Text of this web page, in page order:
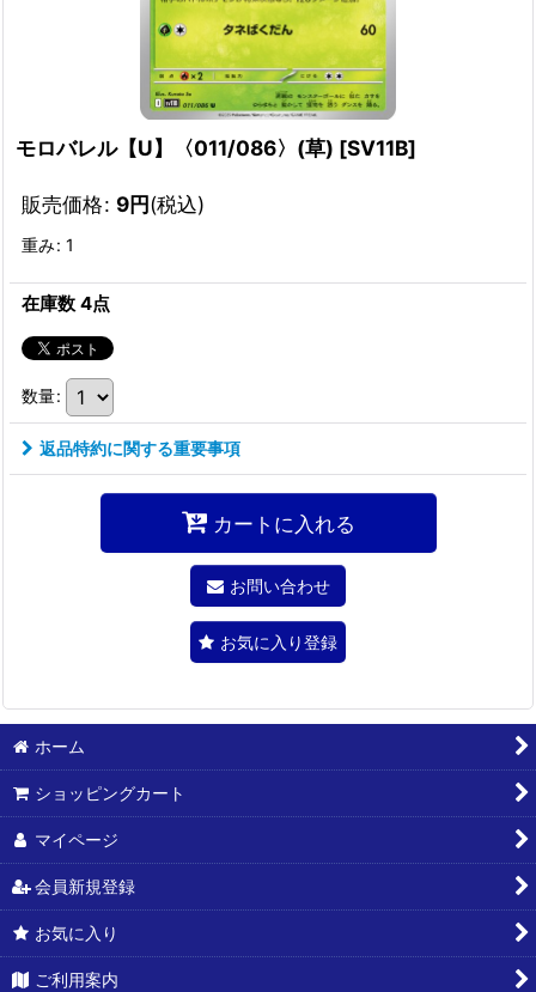
モロバレル【U】〈011/086〉(草) [SV11B]
販売価格: 9円(税込)
重み: 1
在庫数 4点
数量:
返品特約に関する重要事項
カートに入れる
お問い合わせ
お気に入り登録
ホーム
ショッピングカート
マイページ
会員新規登録
お気に入り
ご利用案内